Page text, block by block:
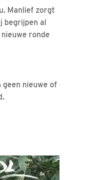
Manlief zorgt
begrijpen al
ronde
nieuwe of